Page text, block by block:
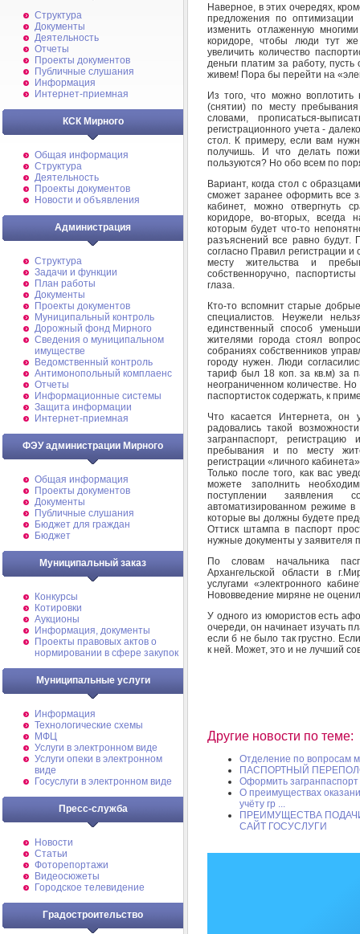
Структура
Документы
Деятельность
Отчеты
Проекты документов
Публичные слушания
Информация
Интернет-приемная
КСК Мирного
Общая информация
Структура
Деятельность
Проекты документов
Новости и объявления
Администрация
Структура
Задачи и функции
План работы
Документы
Проекты документов
Муниципальный контроль
Дорожный фонд Мирного
Cведения о муниципальном
имуществе
Ведомственный контроль
Антимонопольный комплаенс
Отчеты
Информационные системы
Защита информации
Интернет-приемная
ФЭУ администрации Мирного
Общая информация
Проекты документов
Документы
Публичные слушания
Бюджет для граждан
Бюджет
Муниципальный заказ
Конкурсы
Котировки
Аукционы
Информация, документы
Проекты правовых актов о
нормировании в сфере закупок
Муниципальные услуги
Информация
Технологические схемы
МФЦ
Услуги в электронном виде
Услуги опеки в электронном
виде
Госуслуги в электронном виде
Пресс-служба
Новости
Статьи
Фоторепортажи
Видеосюжеты
Городское телевидение
Градостроительство
Наверное, в этих очередях,
предложения по
изменить отлаженную
коридоре, чтобы люди тут
увеличить количество
деньги платим за работу,
живем! Пора бы перейти на
Из того, что можно
(снятии) по месту
словами, прописаться-
регистрационного учета -
стол. К примеру, если вам
получишь. И что делать
пользуются? Но обо всем по
Вариант, когда стол с
сможет заранее оформить все
кабинет, можно отвергнуть
коридоре, во-вторых, всегда
которым будет что-то
разъяснений все равно будут.
согласно Правил регистрации и
месту жительства и
собственноручно,
глаза.
Кто-то вспомнит старые
специалистов. Неужели
единственный способ
жителями города стоял
собраниях собственников
городу нужен. Люди
тариф был 18 коп. за кв.м) за
неограниченном количестве.
паспортисток содержать, к
Что касается Интернета, он
радовались такой
загранпаспорт,
пребывания и по месту
регистрации «личного
Только после того, как вас
можете заполнить
поступлении заявления
автоматизированном режиме в
которые вы должны будете
Оттиск штампа в паспорт
нужные документы у заявителя
По словам начальника
Архангельской области в
услугами «электронного
Нововведение миряне не
У одного из юмористов есть
очереди, он начинает изучать
если б не было так грустно.
к ней. Может, это и не лучший
Другие новости по теме:
Отделение по вопросам
ПАСПОРТНЫЙ
Оформить загранпаспорт
О преимуществах
учёту гр ...
ПРЕИМУЩЕСТВА
САЙТ ГОСУСЛУГИ